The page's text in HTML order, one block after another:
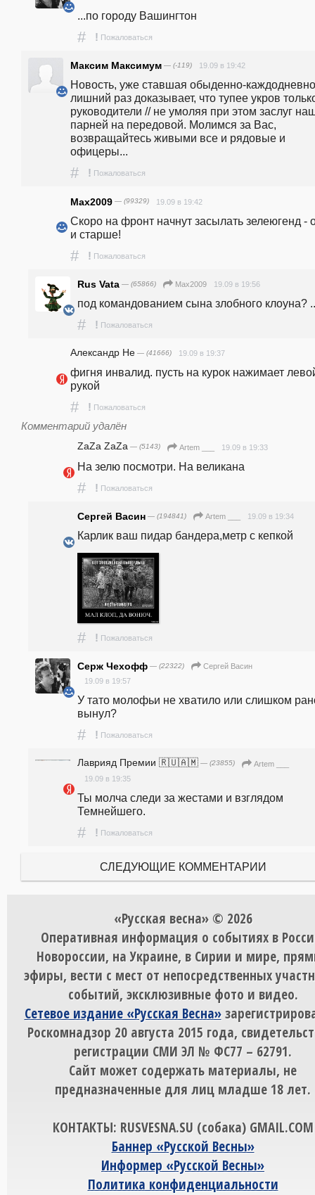
...по городу Вашингтон
# ! Пожаловаться
Максим Максимум — (-119) 19.09 в 19:42
Новость, уже ставшая обыденно-
лишний раз доказывает, что тупее укров
руководители // не умоляя при этом заслуг
парней на передовой. Молимся за Вас,
возвращайтесь живыми все и рядовые и
офицеры...
# ! Пожаловаться
Max2009 — (99329) 19.09 в 19:42
Скоро на фронт начнут засылать зелеюгенд -
и старше!
# ! Пожаловаться
Rus Vata — (65866) Max2009 19.09 в 19:56
под командованием сына злобного клоуна?
# ! Пожаловаться
Александр Не — (41666) 19.09 в 19:37
фигня инвалид. пусть на курок нажимает
рукой
# ! Пожаловаться
Комментарий удалён
ZaZa ZaZa — (5143) Artem ___ 19.09 в 19:33
На зелю посмотри. На великана
# ! Пожаловаться
Сергей Васин — (194841) Artem ___ 19.09 в 19:34
Карлик ваш пидар бандера,метр с кепкой
# ! Пожаловаться
Серж Чехофф — (22322)
Сергей Васин
19.09 в 19:57
У тато молофьи не хватило или слишком
вынул?
# ! Пожаловаться
Лаврияд Премии 🇷🇺🇦🇲 — (23855)
Artem ___
19.09 в 19:35
Ты молча следи за жестами и взглядом
Темнейшего.
# ! Пожаловаться
СЛЕДУЮЩИЕ КОММЕНТАРИИ
«Русская весна» © 2026
Оперативная информация о событиях в
Новороссии, на Украине, в Сирии и мире,
эфиры, вести с мест от непосредственных
событий, эксклюзивные фото и видео.
Сетевое издание «Русская Весна»
Роскомнадзор 20 августа 2015 года,
регистрации СМИ ЭЛ № ФС77 – 62791.
Сайт может содержать материалы, не
предназначенные для лиц младше 18 лет.
КОНТАКТЫ: RUSVESNA.SU (собака) GMAIL.COM
Баннер «Русской Весны»
Информер «Русской Весны»
Политика конфиденциальности